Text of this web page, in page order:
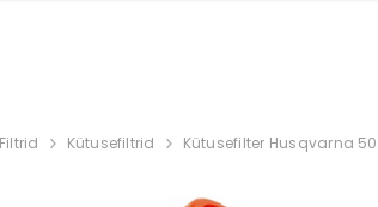
Filtrid Kütusefiltrid Kütusefilter Husqvarna